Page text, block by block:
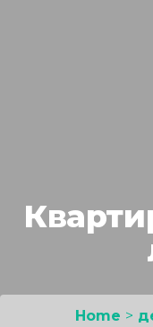
Home >